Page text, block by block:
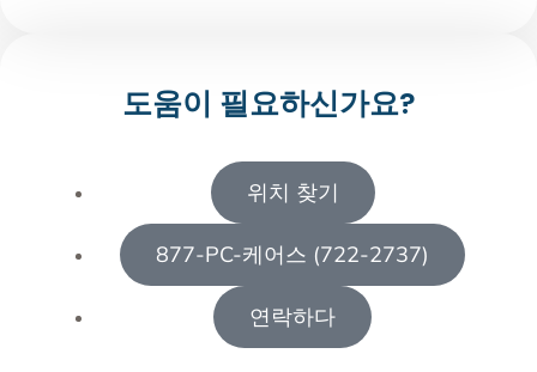
도움이 필요하신가요?
위치 찾기
877-PC-케어스 (722-2737)
연락하다